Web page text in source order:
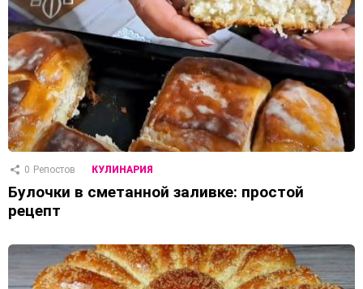
0 Репостов КУЛИНАРИЯ
Булочки в сметанной заливке: простой
рецепт